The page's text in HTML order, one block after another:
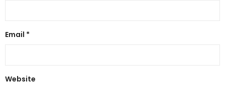
Email *
Website